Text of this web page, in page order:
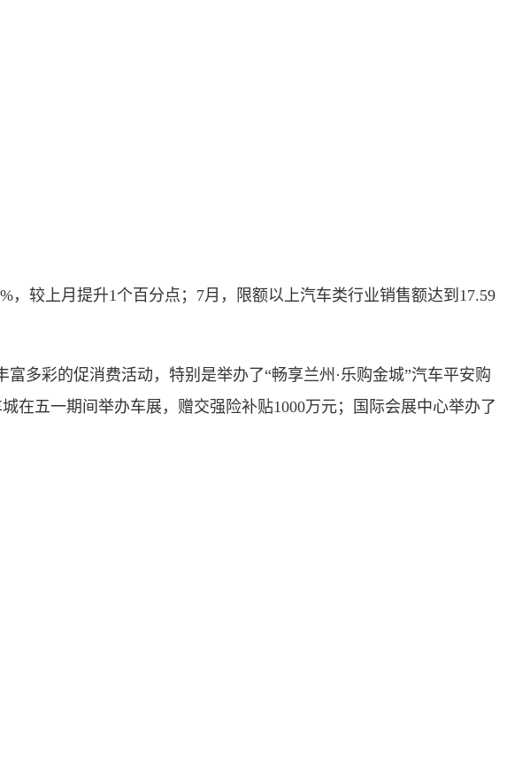
较上月提升1个百分点；7月，限额以上汽车类行业销售额达到17.59
彩的促消费活动，特别是举办了“畅享兰州·乐购金城”汽车平安购
在五一期间举办车展，赠交强险补贴1000万元；国际会展中心举办了